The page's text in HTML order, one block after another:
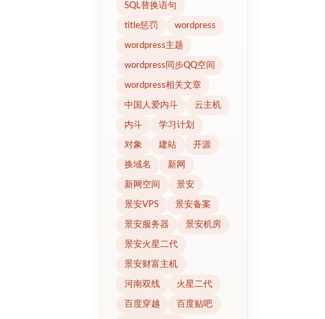
SQL替换语句
title惩罚 wordpress
wordpress主题
wordpress同步QQ空间
wordpress相关文章
中国人爱内斗 云主机
内斗 学习计划
对象 建站 开源
换域名 新网
新网空间 景安
景安VPS 景安备案
景安服务器 景安机房
景安火星二代
景安财富主机
河南双线 火星二代
百度穿越 百度贴吧